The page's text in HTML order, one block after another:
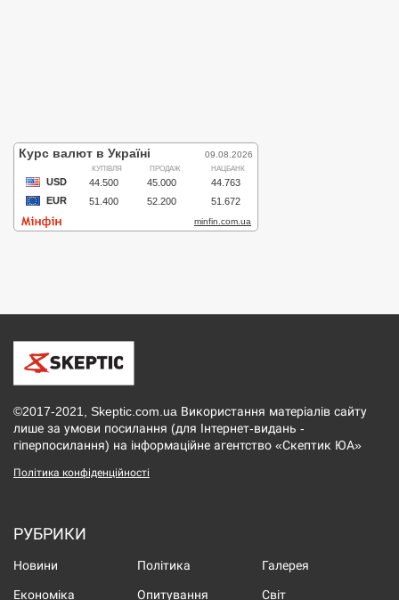
©2017-2021, Skeptic.com.ua Використання матеріалів сайту
лише за умови посилання (для Інтернет-видань -
гіперпосилання) на інформаційне агентство «Скептик ЮА»
Політика конфіденційності
РУБРИКИ
Новини Політика Галерея
Економіка Опитування Світ